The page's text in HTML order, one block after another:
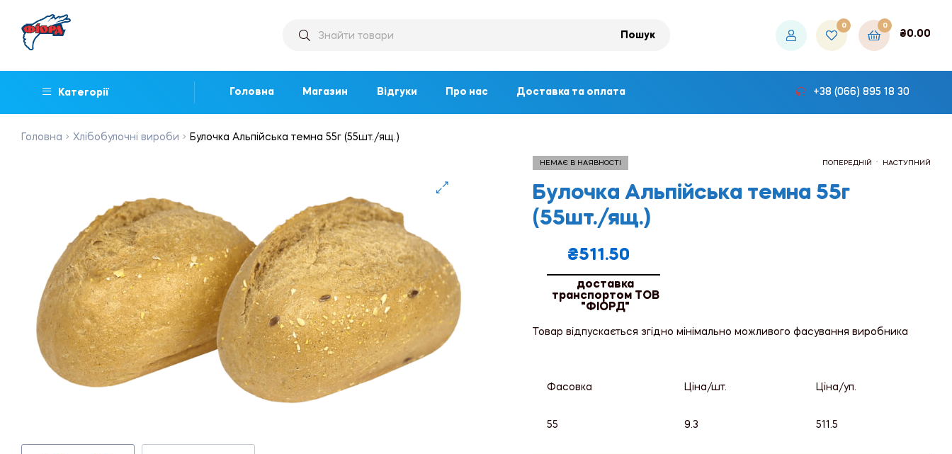
Пошук
0 0
₴0.00
Категорії Головна Магазин Відгуки Про нас Доставка та оплата +38 (066) 895 18 30
Головна Хлібобулочні вироби Булочка Альпійська темна 55г (55шт./ящ.)
ПОПЕРЕДНІЙ НАСТУПНИЙ
НЕМАЄ В НАЯВНОСТІ
Булочка Альпійська темна 55г
(55шт./ящ.)
₴511.50
доставка
транспортом ТОВ
"ФІОРД"
Товар відпускається згідно мінімально можливого фасування виробника
Фасовка Ціна/шт. Ціна/уп.
55 9.3 511.5